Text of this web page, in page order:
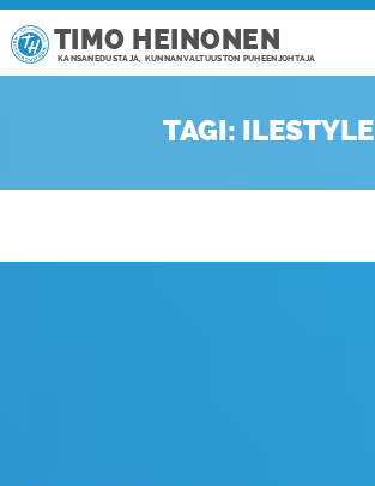
TIMO HEINONEN
KANSANEDUSTAJA, KUNNANVALTUUSTON PUHEENJOHTAJA
TAGI: ILESTYLE